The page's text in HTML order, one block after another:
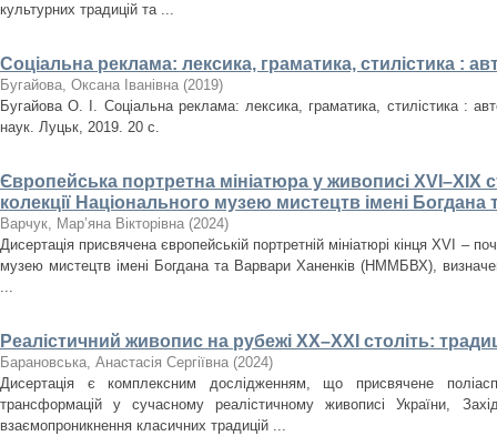
культурних традицій та ...
Соціальна реклама: лексика, граматика, стилістика :
Бугайова, Оксана Іванівна (2019)
Бугайова О. І. Соціальна реклама: лексика, граматика, стилістика :
наук. Луцьк, 2019. 20 с.
Європейська портретна мініатюра у живописі XVI–XIX
колекції Національного музею мистецтв імені Богдана
Варчук, Мар’яна Вікторівна (2024)
Дисертація присвячена європейській портретній мініатюрі кінця XVI –
музею мистецтв імені Богдана та Варвари Ханенків (НММБВХ),
...
Реалістичний живопис на рубежі ХХ–ХХІ століть:
Барановська, Анастасія Сергіївна (2024)
Дисертація є комплексним дослідженням, що присвячене
трансформацій у сучасному реалістичному живописі України,
взаємопроникнення класичних традицій ...